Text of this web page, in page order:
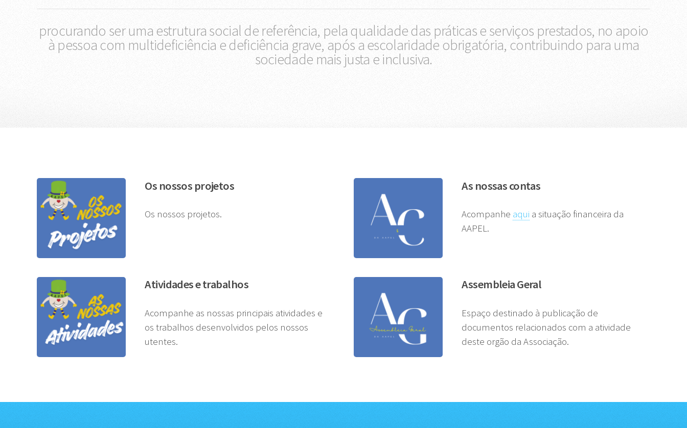
procurando ser uma estrutura social de referência, pela qualidade das práticas e serviços prestados, no apoio
à pessoa com multideficiência e deficiência grave, após a escolaridade obrigatória, contribuindo para uma
sociedade mais justa e inclusiva.
Os nossos projetos
Os nossos projetos.
As nossas contas
Acompanhe aqui a situação financeira da
AAPEL.
Atividades e trabalhos
Acompanhe as nossas principais atividades e
os trabalhos desenvolvidos pelos nossos
utentes.
Assembleia Geral
Espaço destinado à publicação de
documentos relacionados com a atividade
deste orgão da Associação.